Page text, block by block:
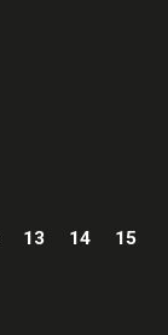
13 14 15